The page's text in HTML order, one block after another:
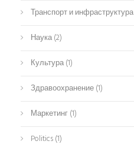
Транспорт и инфраструктура
Наука(2)
Культура(1)
Здравоохранение(1)
Маркетинг(1)
Politics(1)